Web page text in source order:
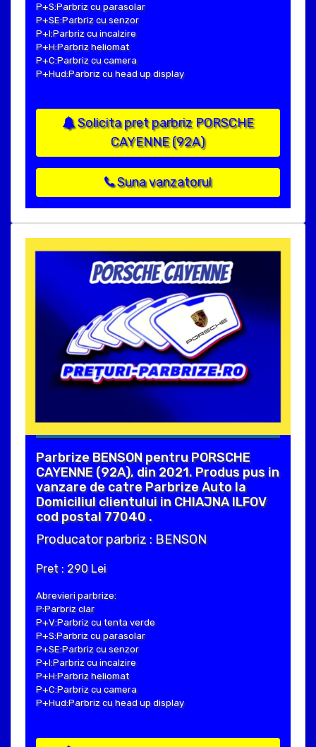
P+S:Parbriz cu parasolar
P+SE:Parbriz cu senzor
P+I:Parbriz cu incalzire
P+H:Parbriz heliomat
P+C:Parbriz cu camera
P+Hud:Parbriz cu head up display
Solicita pret parbriz PORSCHE
CAYENNE (92A)
Suna vanzatorul
Parbrize BENSON pentru PORSCHE
CAYENNE (92A), din 2021. Produs pus in
vanzare de catre Parbrize Auto la
Domiciliul clientului in CHIAJNA ILFOV
cod postal 77040 .
Producator parbriz : BENSON
Pret : 290 Lei
Abrevieri parbrize:
P:Parbriz clar
P+V:Parbriz cu tenta verde
P+S:Parbriz cu parasolar
P+SE:Parbriz cu senzor
P+I:Parbriz cu incalzire
P+H:Parbriz heliomat
P+C:Parbriz cu camera
P+Hud:Parbriz cu head up display